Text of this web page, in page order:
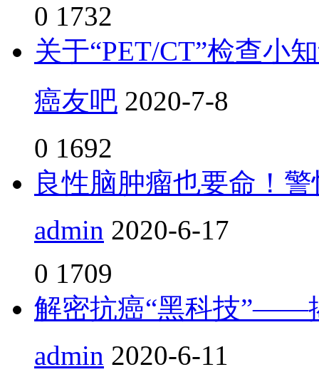
0 1732
关于“PET/CT”检查小
癌友吧 2020-7-8
0 1692
良性脑肿瘤也要命！
admin 2020-6-17
0 1709
解密抗癌“黑科技”——
admin 2020-6-11